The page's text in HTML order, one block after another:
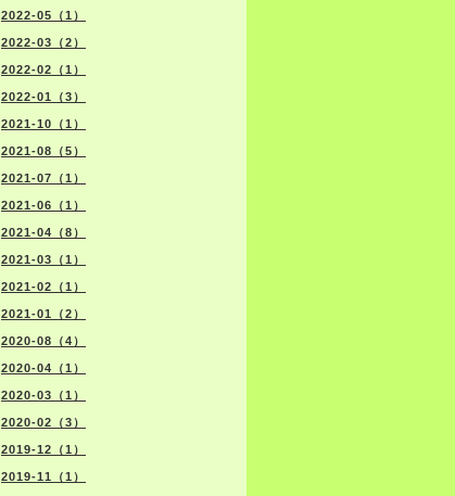
2022-05（1）
2022-03（2）
2022-02（1）
2022-01（3）
2021-10（1）
2021-08（5）
2021-07（1）
2021-06（1）
2021-04（8）
2021-03（1）
2021-02（1）
2021-01（2）
2020-08（4）
2020-04（1）
2020-03（1）
2020-02（3）
2019-12（1）
2019-11（1）